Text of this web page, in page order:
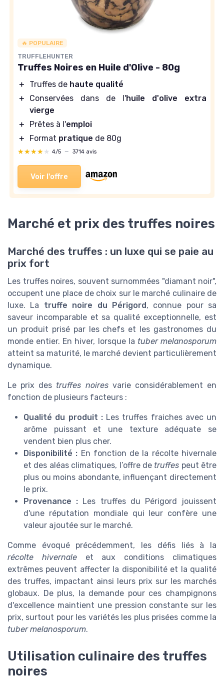
🔥 POPULAIRE
TRUFFLEHUNTER
Truffes Noires en Huile d'Olive - 80g
＋ Truffes de haute qualité
＋
Conservées dans de l'huile d'olive extra
vierge
＋
Prêtes à l'emploi
＋
Format pratique de 80g
★★★★★
★★★★★ 4/5 — 3714 avis
Voir l'offre
Marché et prix des truffes noires
Marché des truffes : un luxe qui se paie au
prix fort
Les truffes noires, souvent surnommées "diamant noir",
occupent une place de choix sur le marché culinaire de
luxe. La truffe noire du Périgord , connue pour sa
saveur incomparable et sa qualité exceptionnelle, est
un produit prisé par les chefs et les gastronomes du
monde entier. En hiver, lorsque la tuber melanosporum
atteint sa maturité, le marché devient particulièrement
dynamique.
Le prix des truffes noiresvarie considérablement en
fonction de plusieurs facteurs :
Qualité du produit :Les truffes fraiches avec un
arôme puissant et une texture adéquate se
vendent bien plus cher.
Disponibilité : En fonction de la récolte hivernale
et des aléas climatiques, l’offre de truffes peut être
plus ou moins abondante, influençant directement
le prix.
Provenance : Les truffes du Périgord jouissent
d'une réputation mondiale qui leur confère une
valeur ajoutée sur le marché.
Comme évoqué précédemment, les défis liés à la
récolte hivernaleet aux conditions climatiques
extrêmes peuvent affecter la disponibilité et la qualité
des truffes, impactant ainsi leurs prix sur les marchés
globaux. De plus, la demande pour ces champignons
d'excellence maintient une pression constante sur les
prix, surtout pour les variétés les plus prisées comme la
tuber melanosporum.
Utilisation culinaire des truffes
noires